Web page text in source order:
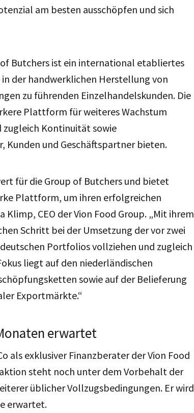
am besten ausschöpfen und sich
Butchers ist ein international etabliertes
der handwerklichen Herstellung von
zu führenden Einzelhandelskunden. Die
Plattform für weiteres Wachstum
zugleich Kontinuität sowie
und Geschäftspartner bieten.
für die Group of Butchers und bietet
Plattform, um ihren erfolgreichen
CEO der Vion Food Group. „Mit ihrem
Schritt bei der Umsetzung der vor zwei
Portfolios vollziehen und zugleich
liegt auf den niederländischen
sowie auf der Belieferung
Exportmärkte.“
erwartet
als exklusiver Finanzberater der Vion Food
steht noch unter dem Vorbehalt der
üblicher Vollzugsbedingungen. Er wird
erwartet.